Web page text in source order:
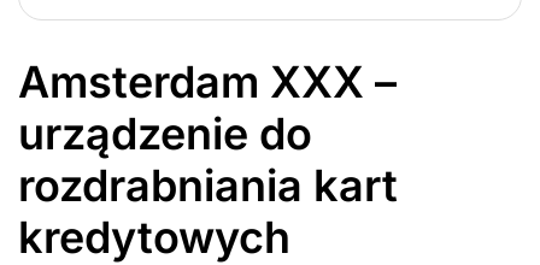
Amsterdam XXX –
urządzenie do
rozdrabniania kart
kredytowych